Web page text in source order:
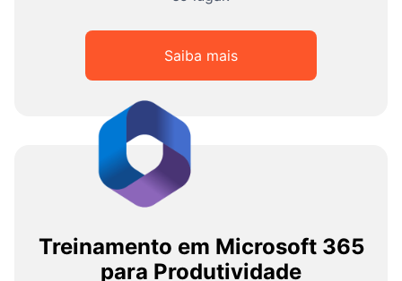
Saiba mais
Treinamento em Microsoft 365
para Produtividade